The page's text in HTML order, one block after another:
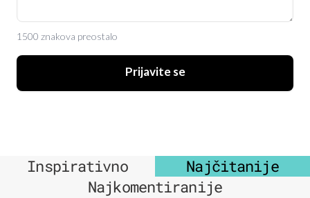
1500 znakova preostalo
Prijavite se
Inspirativno
Najčitanije
Najkomentiranije